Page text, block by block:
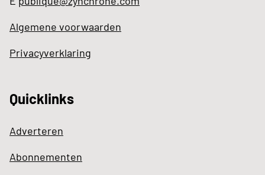
Algemene voorwaarden
Privacyverklaring
Quicklinks
Adverteren
Abonnementen